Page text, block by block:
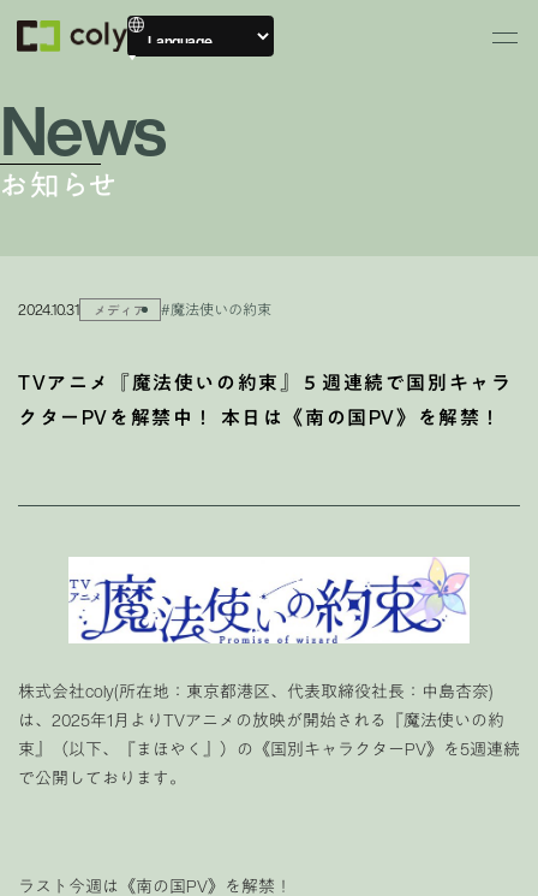
News
お知らせ
2024.10.31 メディア #魔法使いの約束
TVアニメ『魔法使いの約束』５週連続で国別キャラ
クターPVを解禁中！ 本日は《南の国PV》を解禁！
株式会社coly(所在地：東京都港区、代表取締役社長：中島杏奈)
は、2025年1月よりTVアニメの放映が開始される『魔法使いの約
束』（以下、『まほやく』）の《国別キャラクターPV》を5週連続
で公開しております。
ラスト今週は《南の国PV》を解禁！